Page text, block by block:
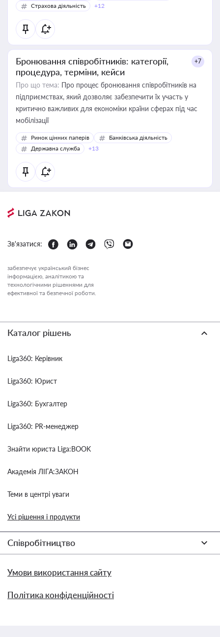
Страхова діяльність
+12
Бронювання співробітників: категорії,
процедура, терміни, кейси
+7
Про що тема: Про процес бронювання співробітників на
підприємствах, який дозволяє забезпечити їх участь у
критично важливих для економіки країни сферах під час
мобілізації
Ринок цінних паперів
Банківська діяльність
Державна служба
+13
Зв'язатися:
забезпечує український бізнес
інформацією, аналітикою та
технологічними рішеннями для
ефективної та безпечної роботи.
Каталог рішень
Liga360: Керівник
Liga360: Юрист
Liga360: Бухгалтер
Liga360: PR-менеджер
Знайти юриста Liga:BOOK
Академія ЛІГА:ЗАКОН
Теми в центрі уваги
Усі рішення і продукти
Співробітництво
Умови використання сайту
Політика конфіденційності